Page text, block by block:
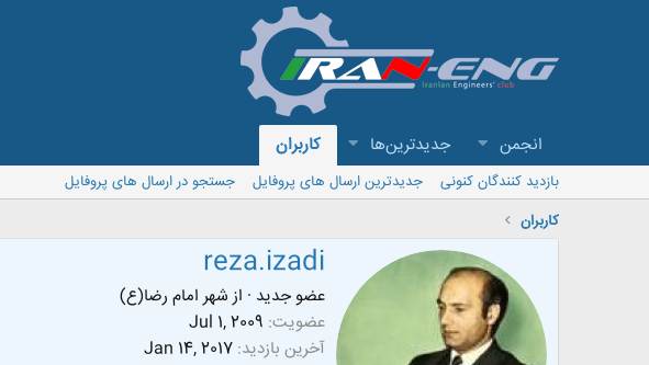
انجمن جدیدترین‌ها کاربران
بازدید کنندگان کنونی جدیدترین ارسال های پروفایل
جستجو در ارسال های پروفایل
کاربران
reza.izadi
عضو جدید · از شهر امام رضا(ع)
عضویت Jul 1, 2009
آخرین بازدید Jan 14, 2017